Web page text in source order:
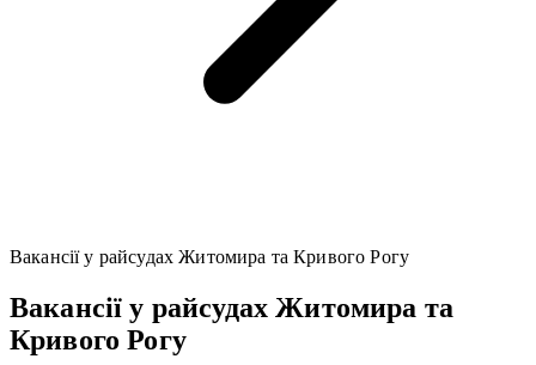
Вакансії у райсудах Житомира та Кривого Рогу
Вакансії у райсудах Житомира та
Кривого Рогу